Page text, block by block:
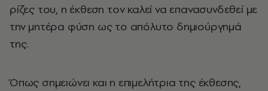
ρίζες του, η έκθεση τον καλεί να επανασυνδεθεί με
την μητέρα φύση ως το απόλυτο δημιούργημά
της.
Όπως σημειώνει και η επιμελήτρια της έκθεσης,